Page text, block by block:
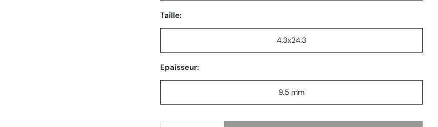
Taille:
4.3x24.3
Epaisseur:
9.5 mm